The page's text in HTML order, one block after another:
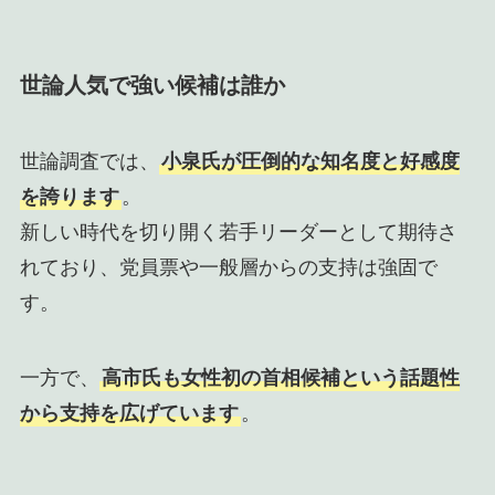
世論人気で強い候補は誰か
世論調査では、 小泉氏が圧倒的な知名度と好感度
を誇ります。
新しい時代を切り開く若手リーダーとして期待さ
れており、党員票や一般層からの支持は強固で
す。
一方で、 高市氏も女性初の首相候補という話題性
から支持を広げています。